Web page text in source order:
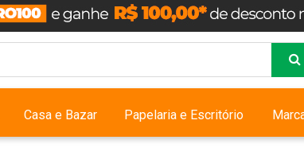
Casa e Bazar Papelaria e Escritório